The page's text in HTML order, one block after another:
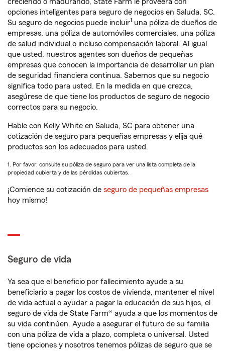
opciones inteligentes para seguro de negocios en Saluda, SC.
Su seguro de negocios puede incluir1 una póliza de dueños de
empresas, una póliza de automóviles comerciales, una póliza
de salud individual o incluso compensación laboral. Al igual
que usted, nuestros agentes son dueños de pequeñas
empresas que conocen la importancia de desarrollar un plan
de seguridad financiera continua. Sabemos que su negocio
significa todo para usted. En la medida en que crezca,
asegúrese de que tiene los productos de seguro de negocio
correctos para su negocio.
Hable con Kelly White en Saluda, SC para obtener una
cotización de seguro para pequeñas empresas y elija qué
productos son los adecuados para usted.
1. Por favor, consulte su póliza de seguro para ver una lista completa de la
propiedad cubierta y de las pérdidas cubiertas.
¡Comience su cotización de seguro de pequeñas empresas
hoy mismo!
Seguro de vida
Ya sea que el beneficio por fallecimiento ayude a su
beneficiario a pagar los costos de vivienda, mantener el nivel
de vida actual o ayudar a pagar la educación de sus hijos, el
seguro de vida de State Farm® ayuda a que los momentos de
su vida continúen. Ayude a asegurar el futuro de su familia
con una póliza de vida a plazo, completa o universal. Usted
tiene opciones y nosotros tenemos pólizas de seguro que se